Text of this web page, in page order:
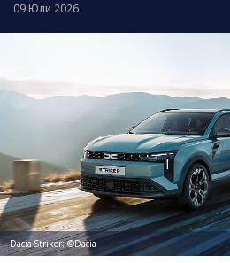
09 Юли 2026
Dacia Striker; ©Dacia